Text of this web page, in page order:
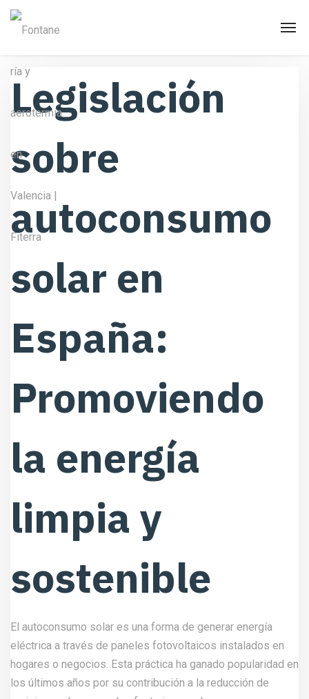
Legislación
sobre
autoconsumo
solar en
España:
Promoviendo
la energía
limpia y
sostenible
El autoconsumo solar es una forma de generar energía
eléctrica a través de paneles fotovoltaicos instalados en
hogares o negocios. Esta práctica ha ganado popularidad en
los últimos años por su contribución a la reducción de